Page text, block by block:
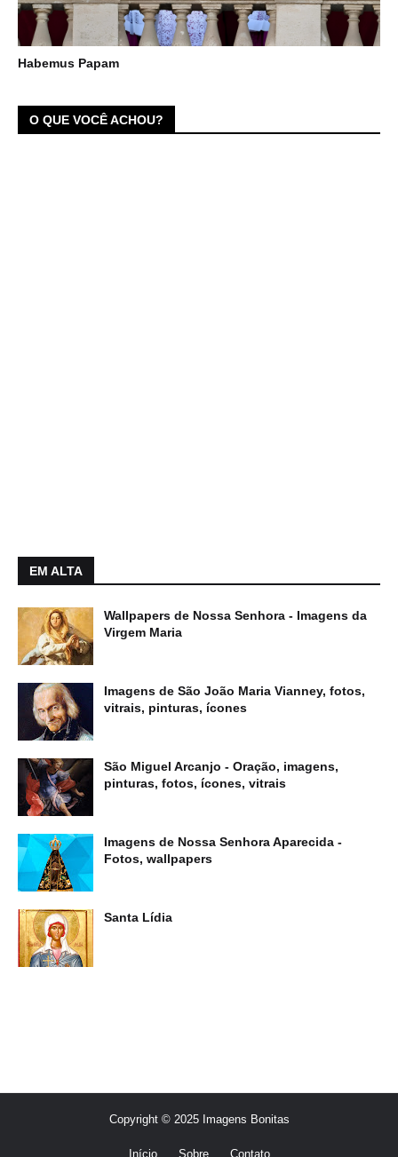
Habemus Papam
O QUE VOCÊ ACHOU?
EM ALTA
Wallpapers de Nossa Senhora - Imagens da
Virgem Maria
Imagens de São João Maria Vianney, fotos,
vitrais, pinturas, ícones
São Miguel Arcanjo - Oração, imagens,
pinturas, fotos, ícones, vitrais
Imagens de Nossa Senhora Aparecida -
Fotos, wallpapers
Santa Lídia
Copyright © 2025 Imagens Bonitas
Início Sobre Contato